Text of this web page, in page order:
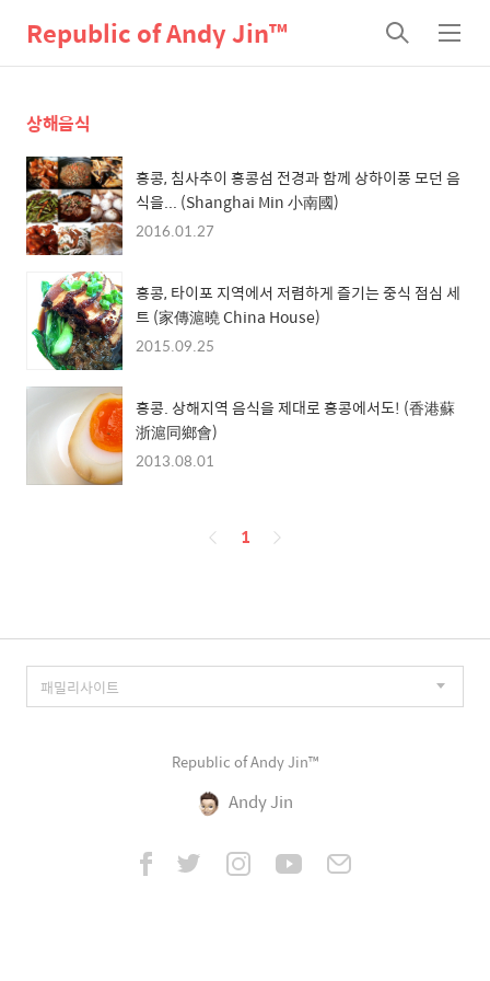
Republic of Andy Jin™
검
색
메
뉴
상해음식
홍콩, 침사추이 홍콩섬 전경과 함께 상하이풍 모던 음
식을... (Shanghai Min 小南國)
2016.01.27
홍콩, 타이포 지역에서 저렴하게 즐기는 중식 점심 세
트 (家傳滬曉 China House)
2015.09.25
홍콩. 상해지역 음식을 제대로 홍콩에서도! (香港蘇
浙滬同鄉會)
2013.08.01
페
1
Republic of Andy Jin™
Andy Jin